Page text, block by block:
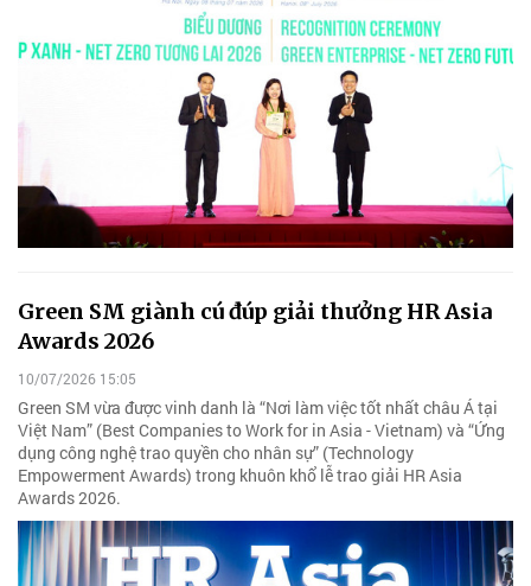
Green SM giành cú đúp giải thưởng HR Asia
Awards 2026
10/07/2026 15:05
Green SM vừa được vinh danh là “Nơi làm việc tốt nhất châu Á tại
Việt Nam” (Best Companies to Work for in Asia - Vietnam) và “Ứng
dụng công nghệ trao quyền cho nhân sự” (Technology
Empowerment Awards) trong khuôn khổ lễ trao giải HR Asia
Awards 2026.